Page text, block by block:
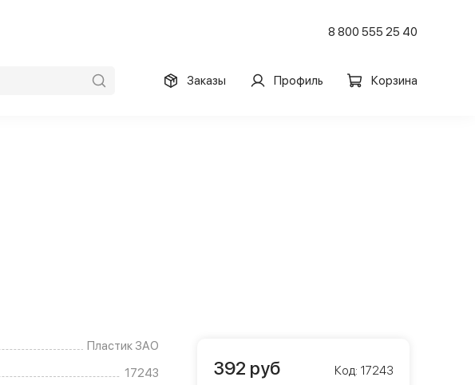
8 800 555 25 40
Заказы Профиль Корзина
Пластик ЗАО
17243
392 руб Код: 17243